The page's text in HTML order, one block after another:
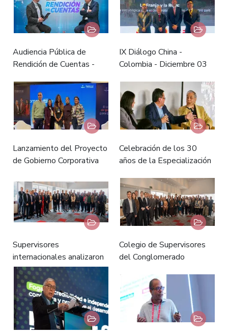
Audiencia Pública de
Rendición de Cuentas -
IX Diálogo China -
Colombia - Diciembre 03
Lanzamiento del Proyecto
de Gobierno Corporativa
03 de 2025
Celebración de los 30
años de la Especialización
de la Economía Social y
Solidaria de la Pontificia
Universidad Javeriana -
Diciembre 02 de 2025
Supervisores
internacionales analizaron
la gestión y los retos del
Conglomerado Financiero
Sura – Bancolombia -
Noviembre 28 de 2025
Colegio de Supervisores
del Conglomerado
Noviembre 24 y 25 de
2025